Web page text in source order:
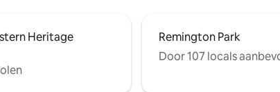
Heritage
Remington Park
Door 107 locals